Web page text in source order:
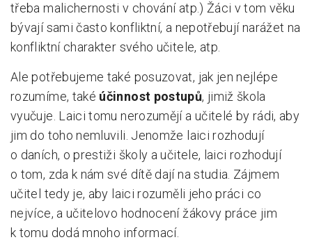
třeba malichernosti v chování atp.) Žáci v tom věku
bývají sami často konfliktní, a nepotřebují narážet na
konfliktní charakter svého učitele, atp.
Ale potřebujeme také posuzovat, jak jen nejlépe
rozumíme, také účinnost postupů, jimiž škola
vyučuje. Laici tomu nerozumějí a učitelé by rádi, aby
jim do toho nemluvili. Jenomže laici rozhodují
o daních, o prestiži školy a učitele, laici rozhodují
o tom, zda k nám své dítě dají na studia. Zájmem
učitel tedy je, aby laici rozuměli jeho práci co
nejvíce, a učitelovo hodnocení žákovy práce jim
k tomu dodá mnoho informací.